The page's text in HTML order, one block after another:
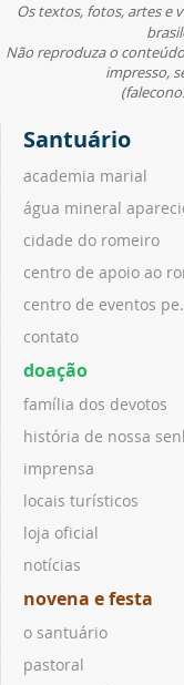
Os textos, fotos, artes e
Não reproduza o
impresso,
Santuário
academia marial
água mineral
cidade do romeiro
centro de apoio ao
centro de eventos
contato
doação
família dos devotos
história de nossa
imprensa
locais turísticos
loja oficial
notícias
novena e festa
o santuário
pastoral